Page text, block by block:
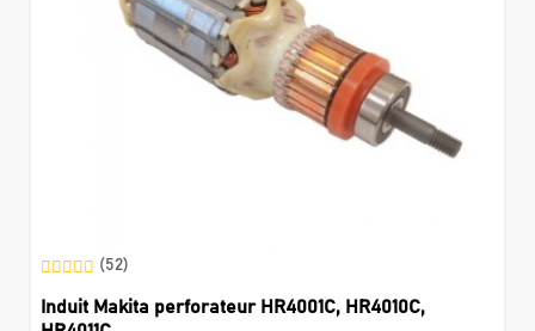
(52)
Induit Makita perforateur HR4001C, HR4010C,